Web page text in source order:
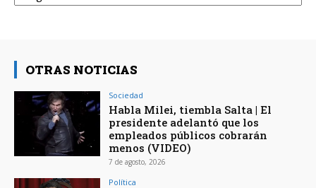
OTRAS NOTICIAS
Sociedad
Habla Milei, tiembla Salta | El
presidente adelantó que los
empleados públicos cobrarán
menos (VIDEO)
7 de agosto, 2026
Política